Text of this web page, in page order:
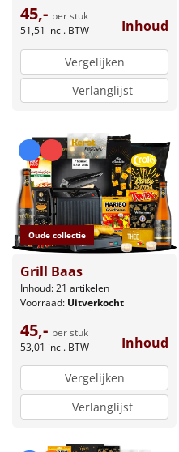
45,- per stuk
51,51 incl. BTW Inhoud
Vergelijken
Verlanglijst
Oude collectie
Grill Baas
Inhoud: 21 artikelen
Voorraad: Uitverkocht
45,- per stuk
53,01 incl. BTW Inhoud
Vergelijken
Verlanglijst